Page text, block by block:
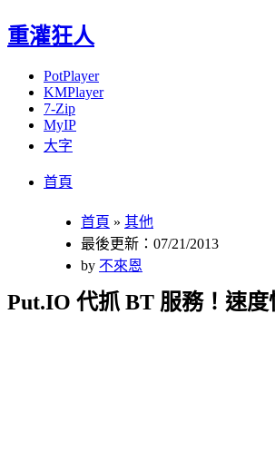
重灌狂人
PotPlayer
KMPlayer
7-Zip
MyIP
大字
首頁
首頁 » 其他
最後更新：07/21/2013
by 不來恩
Put.IO 代抓 BT 服務！速